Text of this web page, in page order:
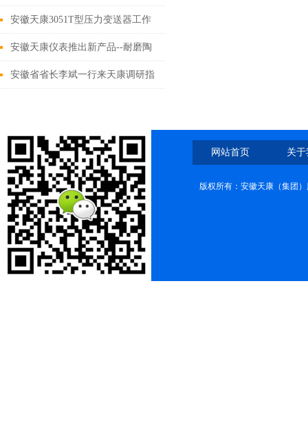
安徽天康3051T型压力变送器工作
原理（灌充液：硅油、惰性油
安徽天康仪表推出新产品--耐磨陶
瓷阀门
安徽省省长李斌一行来天康调研指
网站首页 关
版权所有：安徽天康（集团